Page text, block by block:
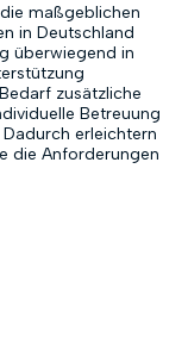
maßgeblichen
in Deutschland
überwiegend in
zusätzliche
Betreuung
Dadurch erleichtern
die Anforderungen